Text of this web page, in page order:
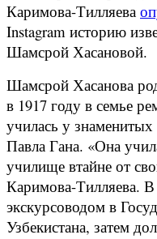
Каримова-Тилляева
Instagram историю
Шамсрой Хасановой.
Шамсрой Хасанова
в 1917 году в семье
училась у
Павла Гана. «Она
училище втайне от
Каримова-Тилляева.
экскурсоводом в
Узбекистана, затем